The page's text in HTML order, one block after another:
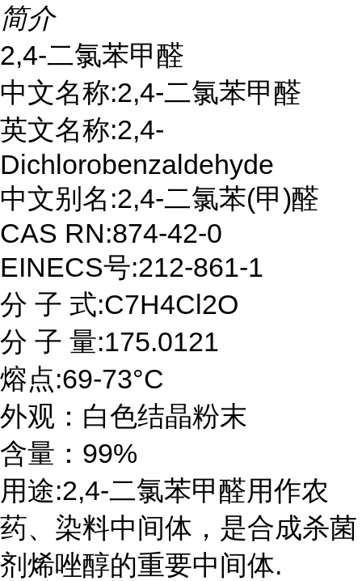
简介
2,4-二氯苯甲醛
中文名称:2,4-二氯苯甲醛
英文名称:2,4-
Dichlorobenzaldehyde
中文别名:2,4-二氯苯(甲)醛
CAS RN:874-42-0
EINECS号:212-861-1
分 子 式:C7H4Cl2O
分 子 量:175.0121
熔点:69-73°C
外观：白色结晶粉末
含量：99%
用途:2,4-二氯苯甲醛用作农
药、染料中间体，是合成杀菌
剂烯唑醇的重要中间体.